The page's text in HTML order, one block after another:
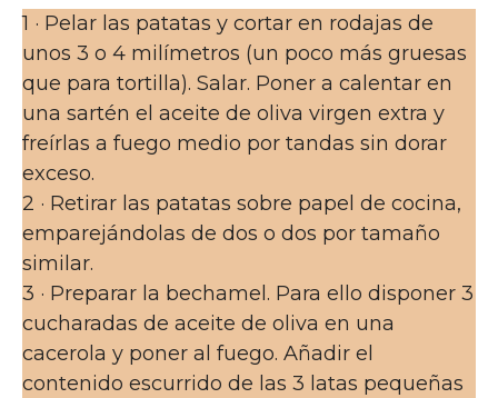
1 · Pelar las patatas y cortar en rodajas de
unos 3 o 4 milímetros (un poco más gruesas
que para tortilla). Salar. Poner a calentar en
una sartén el aceite de oliva virgen extra y
freírlas a fuego medio por tandas sin dorar
exceso.
2 · Retirar las patatas sobre papel de cocina,
emparejándolas de dos o dos por tamaño
similar.
3 · Preparar la bechamel. Para ello disponer 3
cucharadas de aceite de oliva en una
cacerola y poner al fuego. Añadir el
contenido escurrido de las 3 latas pequeñas